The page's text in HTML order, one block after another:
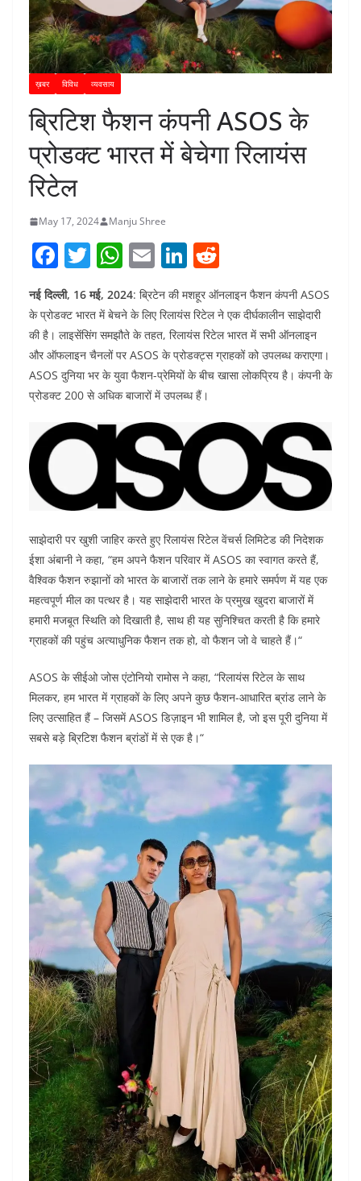
ख़बर विविध व्यवसाय
ब्रिटिश फैशन कंपनी ASOS के
प्रोडक्ट भारत में बेचेगा रिलायंस
रिटेल
May 17, 2024 Manju Shree
F
a
c
e
b
o
o
k
T
w
itt
er
W
at
s
A
p
p
E
m
ai
l
Li
k
e
dI
n
d
di
t
नई दिल्ली, 16 मई, 2024: ब्रिटेन की मशहूर ऑनलाइन फैशन कंपनी ASOS
के प्रोडक्ट भारत में बेचने के लिए रिलायंस रिटेल ने एक दीर्घकालीन साझेदारी
की है। लाइसेंसिंग समझौते के तहत, रिलायंस रिटेल भारत में सभी ऑनलाइन
और ऑफलाइन चैनलों पर ASOS के प्रोडक्ट्स ग्राहकों को उपलब्ध कराएगा।
ASOS दुनिया भर के युवा फैशन-प्रेमियों के बीच खासा लोकप्रिय है। कंपनी के
प्रोडक्ट 200 से अधिक बाजारों में उपलब्ध हैं।
साझेदारी पर खुशी जाहिर करते हुए रिलायंस रिटेल वेंचर्स लिमिटेड की निदेशक
ईशा अंबानी ने कहा, “हम अपने फैशन परिवार में ASOS का स्वागत करते हैं,
वैश्विक फैशन रुझानों को भारत के बाजारों तक लाने के हमारे समर्पण में यह एक
महत्वपूर्ण मील का पत्थर है। यह साझेदारी भारत के प्रमुख खुदरा बाजारों में
हमारी मजबूत स्थिति को दिखाती है, साथ ही यह सुनिश्चित करती है कि हमारे
ग्राहकों की पहुंच अत्याधुनिक फैशन तक हो, वो फैशन जो वे चाहते हैं।“
ASOS के सीईओ जोस एंटोनियो रामोस ने कहा, “रिलायंस रिटेल के साथ
मिलकर, हम भारत में ग्राहकों के लिए अपने कुछ फैशन-आधारित ब्रांड लाने के
लिए उत्साहित हैं – जिसमें ASOS डिज़ाइन भी शामिल है, जो इस पूरी दुनिया में
सबसे बड़े ब्रिटिश फैशन ब्रांडों में से एक है।“